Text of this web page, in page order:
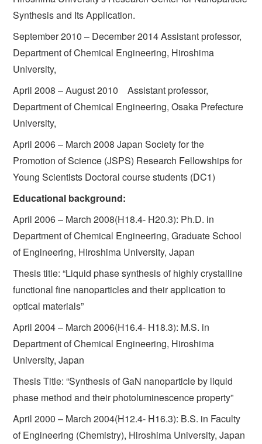
Synthesis and Its Application.
September 2010 – December 2014 Assistant professor,
Department of Chemical Engineering, Hiroshima
University,
April 2008 – August 2010 Assistant professor,
Department of Chemical Engineering, Osaka Prefecture
University,
April 2006 – March 2008 Japan Society for the
Promotion of Science (JSPS) Research Fellowships for
Young Scientists Doctoral course students (DC1)
Educational background:
April 2006 – March 2008(H18.4- H20.3): Ph.D. in
Department of Chemical Engineering, Graduate School
of Engineering, Hiroshima University, Japan
Thesis title: “Liquid phase synthesis of highly crystalline
functional fine nanoparticles and their application to
optical materials”
April 2004 – March 2006(H16.4- H18.3): M.S. in
Department of Chemical Engineering, Hiroshima
University, Japan
Thesis Title: “Synthesis of GaN nanoparticle by liquid
phase method and their photoluminescence property”
April 2000 – March 2004(H12.4- H16.3): B.S. in Faculty
of Engineering (Chemistry), Hiroshima University, Japan